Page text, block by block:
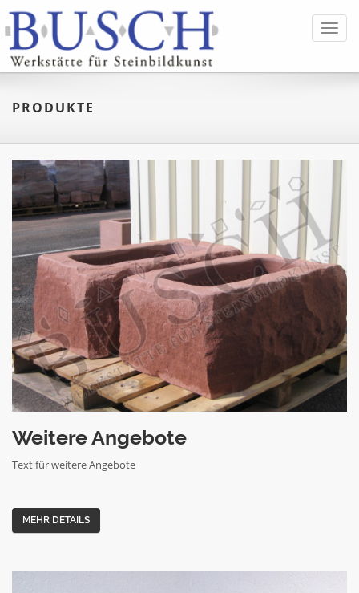
PRODUKTE
Weitere Angebote
Text für weitere Angebote
MEHR DETAILS